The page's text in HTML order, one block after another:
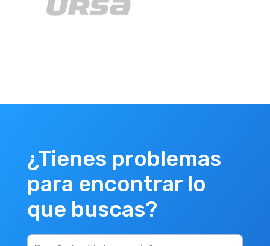
¿Tienes problemas
para encontrar lo
que buscas?